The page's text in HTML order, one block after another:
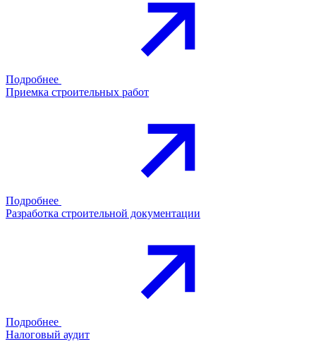
Подробнее
Приемка строительных работ
Подробнее
Разработка строительной документации
Подробнее
Налоговый аудит